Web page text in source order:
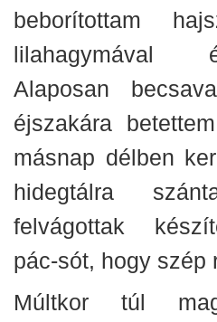
beborítottam
lilahagymával
Alaposan
éjszakára
másnap délben
hidegtálra
felvágottak
pác-sót, hogy szép
Múltkor túl